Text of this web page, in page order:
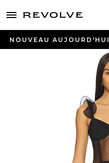
menu - shows more content
NOUVEAU AUJOURD'HUI